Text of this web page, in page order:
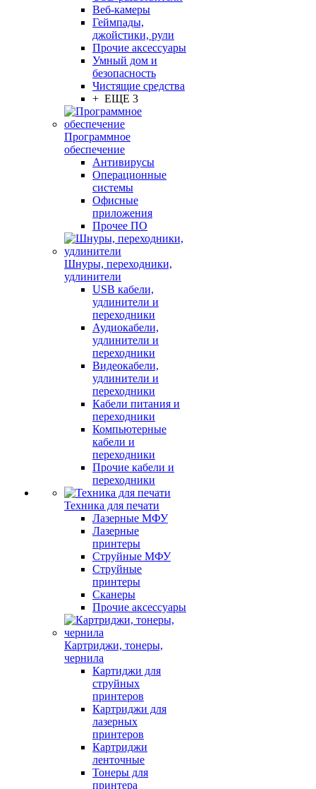
Веб-камеры
Геймпады,
джойстики, рули
Прочие аксессуары
Умный дом и
безопасность
Чистящие средства
+ ЕЩЕ 3
Программное
обеспечение
Антивирусы
Операционные
системы
Офисные
приложения
Прочее ПО
Шнуры, переходники,
удлинители
USB кабели,
удлинители и
переходники
Аудиокабели,
удлинители и
переходники
Видеокабели,
удлинители и
переходники
Кабели питания и
переходники
Компьютерные
кабели и
переходники
Прочие кабели и
переходники
Техника для печати
Лазерные МФУ
Лазерные
принтеры
Струйные МФУ
Струйные
принтеры
Сканеры
Прочие аксессуары
Картриджи, тонеры,
чернила
Картиджи для
струйных
принтеров
Картриджи для
лазерных
принтеров
Картриджи
ленточные
Тонеры для
принтера